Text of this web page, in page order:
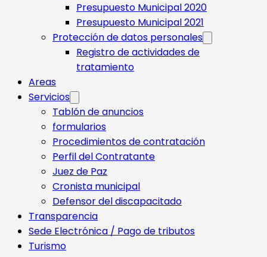
Presupuesto Municipal 2020
Presupuesto Municipal 2021
Protección de datos personales
Registro de actividades de
tratamiento
Areas
Servicios
Tablón de anuncios
formularios
Procedimientos de contratación
Perfil del Contratante
Juez de Paz
Cronista municipal
Defensor del discapacitado
Transparencia
Sede Electrónica / Pago de tributos
Turismo